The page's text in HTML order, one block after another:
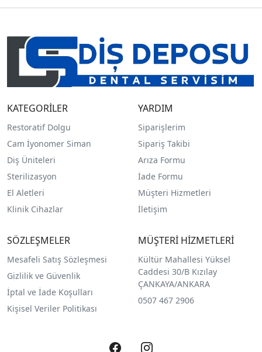
KATEGORİLER
Restoratif Dolgu
Cam İyonomer Siman
Diş Üniteleri
Sterilizasyon
El Aletleri
Klinik Cihazlar
YARDIM
Siparişlerim
Sipariş Takibi
Arıza Formu
İade Formu
Müşteri Hizmetleri
İletişim
SÖZLEŞMELER
Mesafeli Satış Sözleşmesi
Gizlilik ve Güvenlik
İptal ve İade Koşulları
Kişisel Veriler Politikası
MÜŞTERİ HİZMETLERİ
Kültür Mahallesi Yüksel
Caddesi 30/B Kızılay
ÇANKAYA/ANKARA
0507 467 2906